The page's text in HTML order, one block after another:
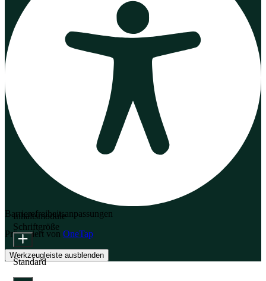
Barrierefreiheitsanpassungen
Präsentiert von OneTap
Werkzeugleiste ausblenden
Inhaltsmodule
Schriftgröße
Standard